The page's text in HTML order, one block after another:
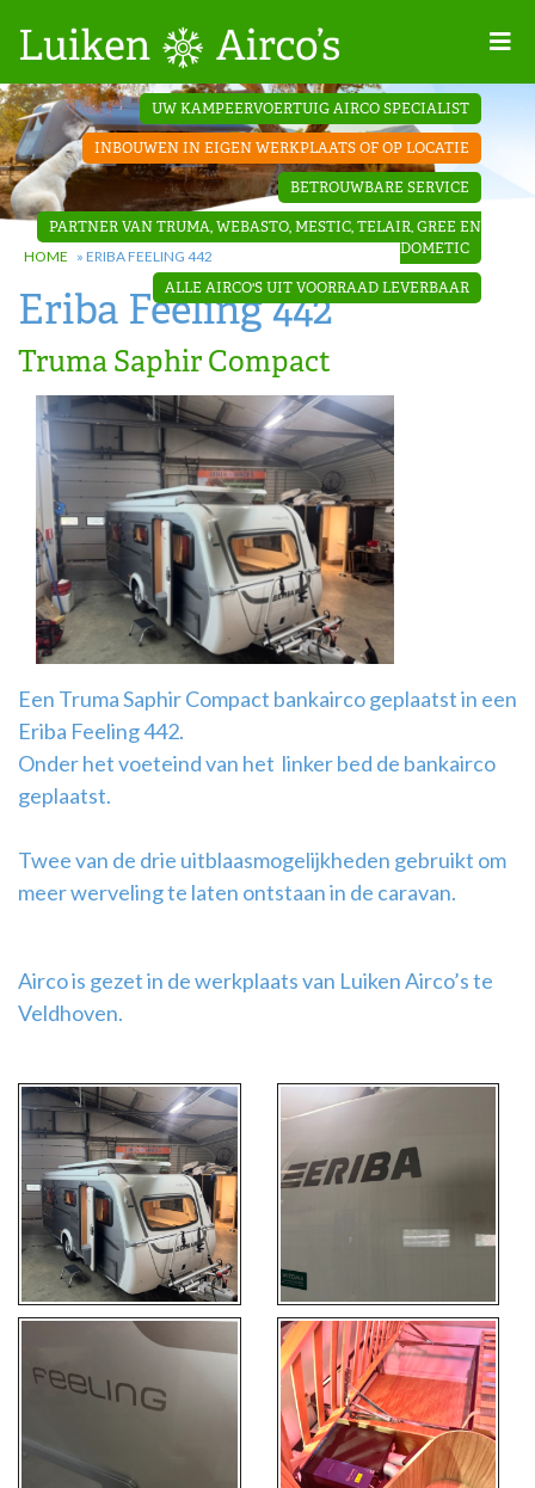
Projecten
Contact
Dakopbouw
airco’s
‘Onder de
bank’ airco’s
‘Teleco
Ultra
Comfort ‘
airco
Airco
montage
UW KAMPEERVOERTUIG AIRCO SPECIALIST
INBOUWEN IN EIGEN WERKPLAATS OF OP LOCATIE
BETROUWBARE SERVICE
PARTNER VAN TRUMA, WEBASTO, MESTIC, TELAIR, GREE EN
DOMETIC
ALLE AIRCO'S UIT VOORRAAD LEVERBAAR
HOME » ERIBA FEELING 442
Eriba Feeling 442
Truma Saphir Compact
Een Truma Saphir Compact bankairco geplaatst in een
Eriba Feeling 442.
Onder het voeteind van het linker bed de bankairco
geplaatst.
Twee van de drie uitblaasmogelijkheden gebruikt om
meer werveling te laten ontstaan in de caravan.
Airco is gezet in de werkplaats van Luiken Airco’s te
Veldhoven.